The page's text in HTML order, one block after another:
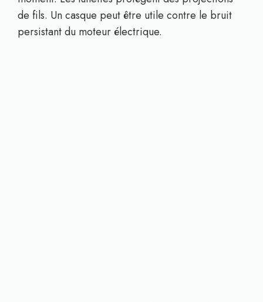
de fils. Un casque peut être utile contre le bruit
persistant du moteur électrique.